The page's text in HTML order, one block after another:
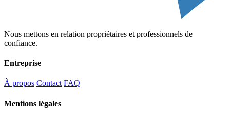
Nous mettons en relation propriétaires et professionnels de
confiance.
Entreprise
À propos Contact FAQ
Mentions légales